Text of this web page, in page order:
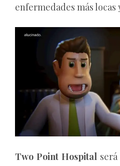
enfermedades más locas
Two Point Hospitalserá